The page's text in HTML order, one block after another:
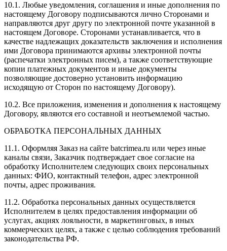
10.1. Любые уведомления, соглашения и иные дополнения по
настоящему Договору подписываются лично Сторонами и
направляются друг другу по электронной почте указанной в
настоящем Договоре. Сторонами устанавливается, что в
качестве надлежащих доказательств заключения и исполнения
ими Договора принимаются архивы электронной почты
(распечатки электронных писем), а также соответствующие
копии платежных документов и иные документы
позволяющие достоверно установить информацию
исходящую от Сторон по настоящему Договору).
10.2. Все приложения, изменения и дополнения к настоящему
Договору, являются его составной и неотъемлемой частью.
ОБРАБОТКА ПЕРСОНАЛЬНЫХ ДАННЫХ
11.1. Оформляя Заказ на сайте batcrimea.ru или через иные
каналы связи, Заказчик подтверждает свое согласие на
обработку Исполнителем следующих своих персональных
данных: ФИО, контактный телефон, адрес электронной
почты, адрес проживания.
11.2. Обработка персональных данных осуществляется
Исполнителем в целях предоставления информации об
услугах, акциях лояльности, в маркетинговых, в иных
коммерческих целях, а также с целью соблюдения требований
законодательства РФ.